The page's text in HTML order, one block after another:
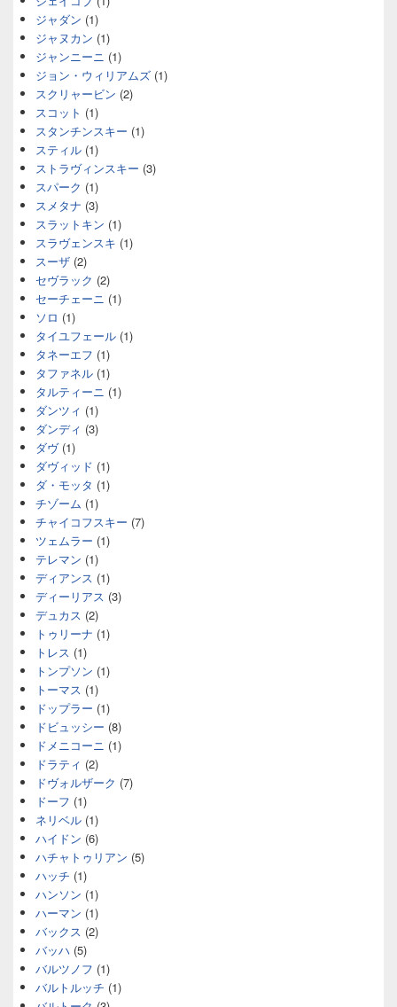
ジャダン (1)
ジャヌカン (1)
ジャンニーニ (1)
ジョン・ウィリアムズ (1)
スクリャービン (2)
スコット (1)
スタンチンスキー (1)
スティル (1)
ストラヴィンスキー (3)
スパーク (1)
スメタナ (3)
スラットキン (1)
スラヴェンスキ (1)
スーザ (2)
セヴラック (2)
セーチェーニ (1)
ソロ (1)
タイユフェール (1)
タネーエフ (1)
タファネル (1)
タルティーニ (1)
ダンツィ (1)
ダンディ (3)
ダヴ(1)
ダヴィッド (1)
ダ・モッタ (1)
チゾーム (1)
チャイコフスキー (7)
ツェムラー (1)
テレマン (1)
ディアンス (1)
ディーリアス (3)
デュカス (2)
トゥリーナ (1)
トレス (1)
トンプソン (1)
トーマス (1)
ドップラー (1)
ドビュッシー (8)
ドメニコーニ (1)
ドラティ (2)
ドヴォルザーク (7)
ドーフ (1)
ネリベル (1)
ハイドン (6)
ハチャトゥリアン (5)
ハッチ (1)
ハンソン (1)
ハーマン (1)
バックス (2)
バッハ (5)
バルツノフ (1)
バルトルッチ (1)